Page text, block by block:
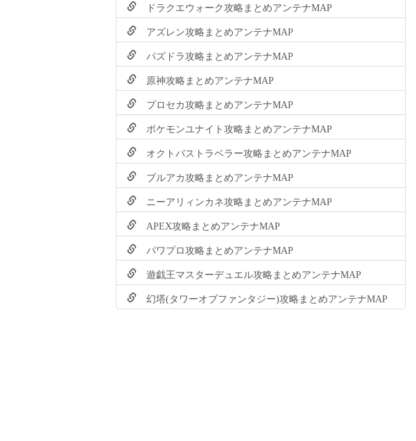
ドラクエウォーク攻略まとめアンテナMAP
アズレン攻略まとめアンテナMAP
パズドラ攻略まとめアンテナMAP
原神攻略まとめアンテナMAP
プロセカ攻略まとめアンテナMAP
ポケモンユナイト攻略まとめアンテナMAP
オクトパストラベラー攻略まとめアンテナMAP
ブルアカ攻略まとめアンテナMAP
ニーアリィンカネ攻略まとめアンテナMAP
APEX攻略まとめアンテナMAP
パワプロ攻略まとめアンテナMAP
遊戯王マスターデュエル攻略まとめアンテナMAP
幻塔(タワーオブファンタジー)攻略まとめアンテナMAP